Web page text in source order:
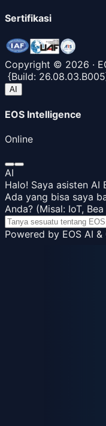
Sertifikasi
Copyright © 2026 ·
{Build: 26.08.03.B005
AI
EOS Intelligence
Online
AI
Halo! Saya asisten AI
Ada yang bisa saya
Anda? (Misal: IoT,
Powered by EOS AI &